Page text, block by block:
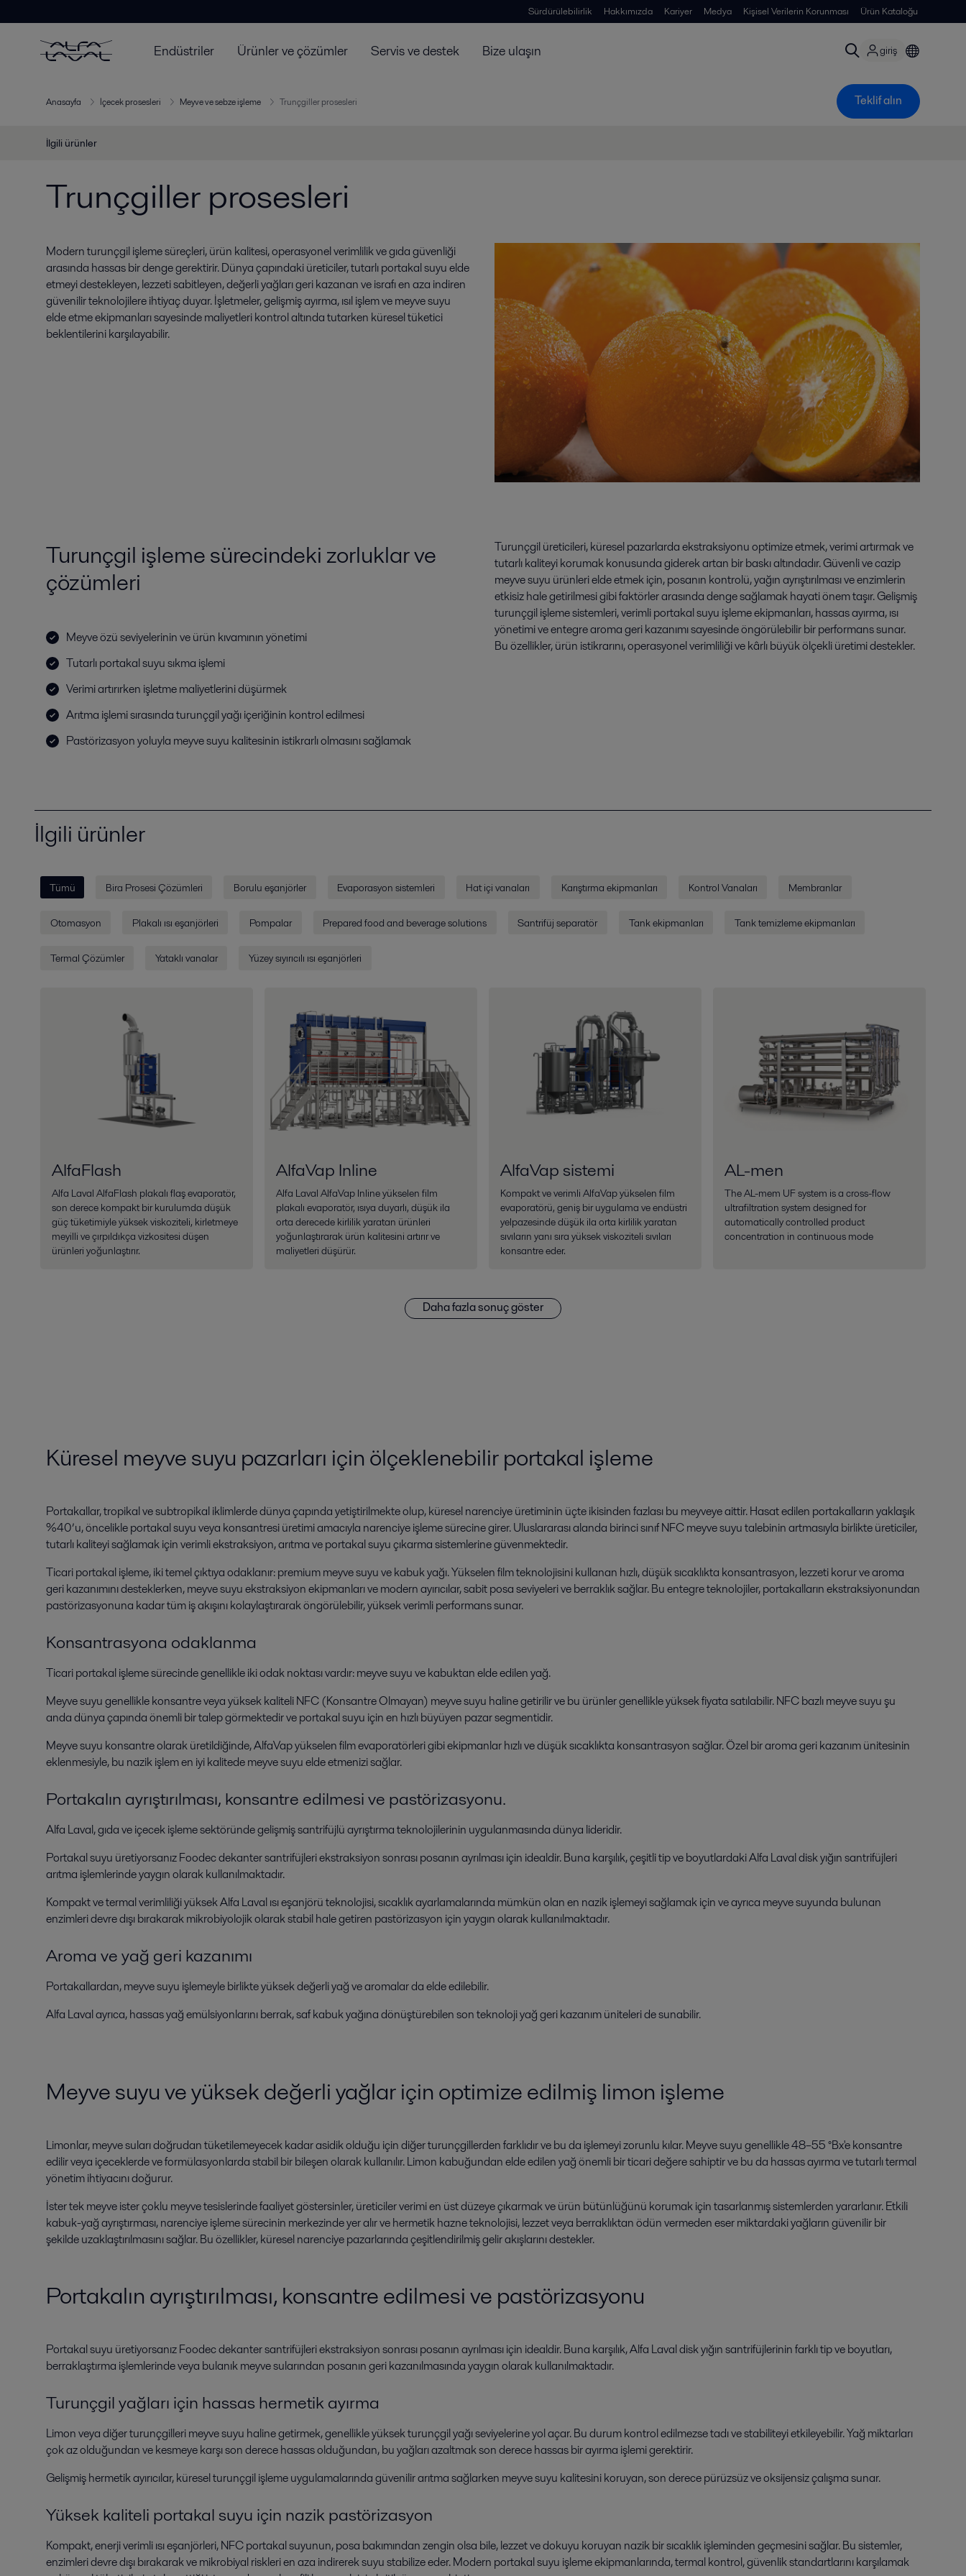
Sürdürülebilirlik Hakkımızda Kariyer Medya Kişisel Verilerin Korunması Ürün Kataloğu
Endüstriler Ürünler ve çözümler Servis ve destek Bize ulaşın giriş
Anasayfa İçecek prosesleri Meyve ve sebze işleme Trunçgiller prosesleri Teklif alın
İlgili ürünler
Trunçgiller prosesleri
Modern turunçgil işleme süreçleri, ürün kalitesi, operasyonel verimlilik ve gıda güvenliği
arasında hassas bir denge gerektirir. Dünya çapındaki üreticiler, tutarlı portakal suyu elde
etmeyi destekleyen, lezzeti sabitleyen, değerli yağları geri kazanan ve israfı en aza indiren
güvenilir teknolojilere ihtiyaç duyar. İşletmeler, gelişmiş ayırma, ısıl işlem ve meyve suyu
elde etme ekipmanları sayesinde maliyetleri kontrol altında tutarken küresel tüketici
beklentilerini karşılayabilir.
Turunçgil işleme sürecindeki zorluklar ve
çözümleri
Meyve özü seviyelerinin ve ürün kıvamının yönetimi
Tutarlı portakal suyu sıkma işlemi
Verimi artırırken işletme maliyetlerini düşürmek
Arıtma işlemi sırasında turunçgil yağı içeriğinin kontrol edilmesi
Pastörizasyon yoluyla meyve suyu kalitesinin istikrarlı olmasını sağlamak
Turunçgil üreticileri, küresel pazarlarda ekstraksiyonu optimize etmek, verimi artırmak ve
tutarlı kaliteyi korumak konusunda giderek artan bir baskı altındadır. Güvenli ve cazip
meyve suyu ürünleri elde etmek için, posanın kontrolü, yağın ayrıştırılması ve enzimlerin
etkisiz hale getirilmesi gibi faktörler arasında denge sağlamak hayati önem taşır. Gelişmiş
turunçgil işleme sistemleri, verimli portakal suyu işleme ekipmanları, hassas ayırma, ısı
yönetimi ve entegre aroma geri kazanımı sayesinde öngörülebilir bir performans sunar.
Bu özellikler, ürün istikrarını, operasyonel verimliliği ve kârlı büyük ölçekli üretimi destekler.
İlgili ürünler
Tümü Bira Prosesi Çözümleri Borulu eşanjörler Evaporasyon sistemleri Hat içi vanaları Karıştırma ekipmanları Kontrol Vanaları Membranlar
Otomasyon Plakalı ısı eşanjörleri Pompalar Prepared food and beverage solutions Santrifüj separatör Tank ekipmanları Tank temizleme ekipmanları
Termal Çözümler Yataklı vanalar Yüzey sıyırıcılı ısı eşanjörleri
AlfaFlash
Alfa Laval AlfaFlash plakalı flaş evaporatör,
son derece kompakt bir kurulumda düşük
güç tüketimiyle yüksek viskoziteli, kirletmeye
meyilli ve çırpıldıkça vizkositesi düşen
ürünleri yoğunlaştırır.
AlfaVap Inline
Alfa Laval AlfaVap Inline yükselen film
plakalı evaporatör, ısıya duyarlı, düşük ila
orta derecede kirlilik yaratan ürünleri
yoğunlaştırarak ürün kalitesini artırır ve
maliyetleri düşürür.
AlfaVap sistemi
Kompakt ve verimli AlfaVap yükselen film
evaporatörü, geniş bir uygulama ve endüstri
yelpazesinde düşük ila orta kirlilik yaratan
sıvıların yanı sıra yüksek viskoziteli sıvıları
konsantre eder.
AL-men
The AL-mem UF system is a cross-flow
ultrafiltration system designed for
automatically controlled product
concentration in continuous mode
Daha fazla sonuç göster
Küresel meyve suyu pazarları için ölçeklenebilir portakal işleme
Portakallar, tropikal ve subtropikal iklimlerde dünya çapında yetiştirilmekte olup, küresel narenciye üretiminin üçte ikisinden fazlası bu meyveye aittir. Hasat edilen portakalların yaklaşık
%40’u, öncelikle portakal suyu veya konsantresi üretimi amacıyla narenciye işleme sürecine girer. Uluslararası alanda birinci sınıf NFC meyve suyu talebinin artmasıyla birlikte üreticiler,
tutarlı kaliteyi sağlamak için verimli ekstraksiyon, arıtma ve portakal suyu çıkarma sistemlerine güvenmektedir.
Ticari portakal işleme, iki temel çıktıya odaklanır: premium meyve suyu ve kabuk yağı. Yükselen film teknolojisini kullanan hızlı, düşük sıcaklıkta konsantrasyon, lezzeti korur ve aroma
geri kazanımını desteklerken, meyve suyu ekstraksiyon ekipmanları ve modern ayırıcılar, sabit posa seviyeleri ve berraklık sağlar. Bu entegre teknolojiler, portakalların ekstraksiyonundan
pastörizasyonuna kadar tüm iş akışını kolaylaştırarak öngörülebilir, yüksek verimli performans sunar.
Konsantrasyona odaklanma
Ticari portakal işleme sürecinde genellikle iki odak noktası vardır: meyve suyu ve kabuktan elde edilen yağ.
Meyve suyu genellikle konsantre veya yüksek kaliteli NFC (Konsantre Olmayan) meyve suyu haline getirilir ve bu ürünler genellikle yüksek fiyata satılabilir. NFC bazlı meyve suyu şu
anda dünya çapında önemli bir talep görmektedir ve portakal suyu için en hızlı büyüyen pazar segmentidir.
Meyve suyu konsantre olarak üretildiğinde, AlfaVap yükselen film evaporatörleri gibi ekipmanlar hızlı ve düşük sıcaklıkta konsantrasyon sağlar. Özel bir aroma geri kazanım ünitesinin
eklenmesiyle, bu nazik işlem en iyi kalitede meyve suyu elde etmenizi sağlar.
Portakalın ayrıştırılması, konsantre edilmesi ve pastörizasyonu.
Alfa Laval, gıda ve içecek işleme sektöründe gelişmiş santrifüjlü ayrıştırma teknolojilerinin uygulanmasında dünya lideridir.
Portakal suyu üretiyorsanız Foodec dekanter santrifüjleri ekstraksiyon sonrası posanın ayrılması için idealdir. Buna karşılık, çeşitli tip ve boyutlardaki Alfa Laval disk yığın santrifüjleri
arıtma işlemlerinde yaygın olarak kullanılmaktadır.
Kompakt ve termal verimliliği yüksek Alfa Laval ısı eşanjörü teknolojisi, sıcaklık ayarlamalarında mümkün olan en nazik işlemeyi sağlamak için ve ayrıca meyve suyunda bulunan
enzimleri devre dışı bırakarak mikrobiyolojik olarak stabil hale getiren pastörizasyon için yaygın olarak kullanılmaktadır.
Aroma ve yağ geri kazanımı
Portakallardan, meyve suyu işlemeyle birlikte yüksek değerli yağ ve aromalar da elde edilebilir.
Alfa Laval ayrıca, hassas yağ emülsiyonlarını berrak, saf kabuk yağına dönüştürebilen son teknoloji yağ geri kazanım üniteleri de sunabilir.
Meyve suyu ve yüksek değerli yağlar için optimize edilmiş limon işleme
Limonlar, meyve suları doğrudan tüketilemeyecek kadar asidik olduğu için diğer turunçgillerden farklıdır ve bu da işlemeyi zorunlu kılar. Meyve suyu genellikle 48–55 °Bx'e konsantre
edilir veya içeceklerde ve formülasyonlarda stabil bir bileşen olarak kullanılır. Limon kabuğundan elde edilen yağ önemli bir ticari değere sahiptir ve bu da hassas ayırma ve tutarlı termal
yönetim ihtiyacını doğurur.
İster tek meyve ister çoklu meyve tesislerinde faaliyet göstersinler, üreticiler verimi en üst düzeye çıkarmak ve ürün bütünlüğünü korumak için tasarlanmış sistemlerden yararlanır. Etkili
kabuk-yağ ayrıştırması, narenciye işleme sürecinin merkezinde yer alır ve hermetik hazne teknolojisi, lezzet veya berraklıktan ödün vermeden eser miktardaki yağların güvenilir bir
şekilde uzaklaştırılmasını sağlar. Bu özellikler, küresel narenciye pazarlarında çeşitlendirilmiş gelir akışlarını destekler.
Portakalın ayrıştırılması, konsantre edilmesi ve pastörizasyonu
Portakal suyu üretiyorsanız Foodec dekanter santrifüjleri ekstraksiyon sonrası posanın ayrılması için idealdir. Buna karşılık, Alfa Laval disk yığın santrifüjlerinin farklı tip ve boyutları,
berraklaştırma işlemlerinde veya bulanık meyve sularından posanın geri kazanılmasında yaygın olarak kullanılmaktadır.
Turunçgil yağları için hassas hermetik ayırma
Limon veya diğer turunçgilleri meyve suyu haline getirmek, genellikle yüksek turunçgil yağı seviyelerine yol açar. Bu durum kontrol edilmezse tadı ve stabiliteyi etkileyebilir. Yağ miktarları
çok az olduğundan ve kesmeye karşı son derece hassas olduğundan, bu yağları azaltmakson derece hassas bir ayırma işlemigerektirir.
Gelişmiş hermetik ayırıcılar, küreselturunçgil işlemeuygulamalarında güvenilir arıtma sağlarken meyve suyu kalitesini koruyan, son derece pürüzsüz ve oksijensiz çalışma sunar.
Yüksek kaliteli portakal suyu için nazik pastörizasyon
Kompakt, enerji verimli ısı eşanjörleri, NFC portakal suyunun, posa bakımından zengin olsa bile, lezzet ve dokuyu koruyan nazik bir sıcaklık işleminden geçmesini sağlar. Bu sistemler,
enzimleri devre dışı bırakarak ve mikrobiyal riskleri en aza indirerek suyu stabilize eder. Modern portakal suyu işleme ekipmanlarında, termal kontrol, güvenlik standartlarını karşılamak